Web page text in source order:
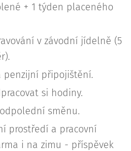
+ 1 týden placeného
v závodní jídelně (5
penzijní připojištění.
si hodiny.
směnu.
prostředí a pracovní
i na zimu - příspěvek